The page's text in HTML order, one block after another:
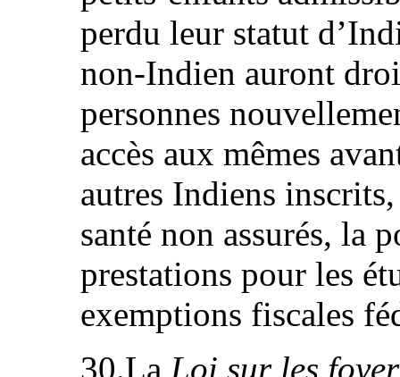
perdu leur statut
non-Indien auront
personnes
accès aux mêmes
autres Indiens
santé non assurés, la
prestations pour les
exemptions fiscales
30.La Loi sur les